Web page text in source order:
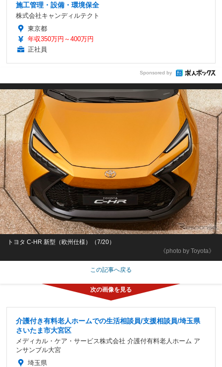
施工管理・設備・環境保全
株式会社キャンディルテクト
東京都
年収350万円～400万円
正社員
Sponsored by
《photo by Toyota》
トヨタ C-HR 新型（欧州仕様）（7/20）
この記事へ戻る
介護付き有料老人ホームでの生活相談員/支援相談員/埼玉県
さいたま市大宮区
メディカル・ケア・サービス株式会社 介護付有料老人ホーム ア
ンサンブル大宮
埼玉県